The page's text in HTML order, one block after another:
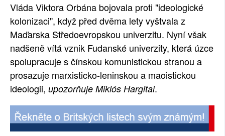
PŘÍSPĚVKY NA PROVOZ
SOCIÁLNÍ SÍTĚ
RUBRIKY
PLNÁ VERZE STRÁNEK
Vláda Viktora Orbána bojovala proti "ideologické
kolonizaci", když před dvěma lety vyštvala z
Maďarska Středoevropskou univerzitu. Nyní však
nadšeně vítá vznik Fudanské univerzity, která úzce
spolupracuje s čínskou komunistickou stranou a
prosazuje marxisticko-leninskou a maoistickou
ideologii, upozorňuje Miklós Hargitai.